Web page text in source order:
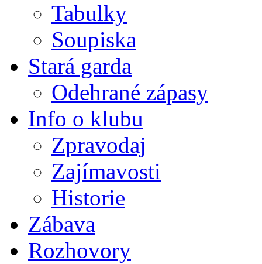
Tabulky
Soupiska
Stará garda
Odehrané zápasy
Info o klubu
Zpravodaj
Zajímavosti
Historie
Zábava
Rozhovory